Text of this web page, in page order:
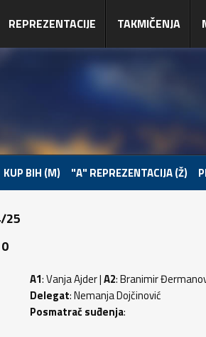
REPREZENTACIJE TAKMIČENJA
KUP BIH (M) "A" REPREZENTACIJA (Ž)
25
A1: Vanja Ajder |A2: Branimir
Delegat: Nemanja Dojčinović
Posmatrač suđenja: